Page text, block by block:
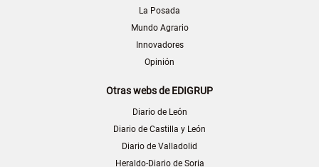
La Posada
Mundo Agrario
Innovadores
Opinión
Otras webs de EDIGRUP
Diario de León
Diario de Castilla y León
Diario de Valladolid
Heraldo-Diario de Soria